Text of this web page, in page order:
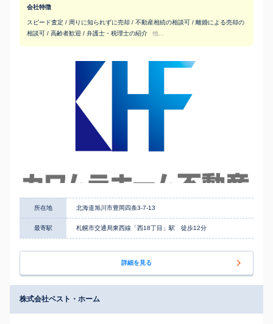
会社特徴
スピード査定 / 周りに知られずに売却 / 不動産相続の相談可 / 離婚による売却の
相談可 / 高齢者歓迎 / 弁護士・税理士の紹介
他...
所在地 北海道旭川市豊岡四条3-7-13
最寄駅 札幌市交通局東西線「西18丁目」駅 徒歩12分
詳細を見る
株式会社ベスト・ホーム